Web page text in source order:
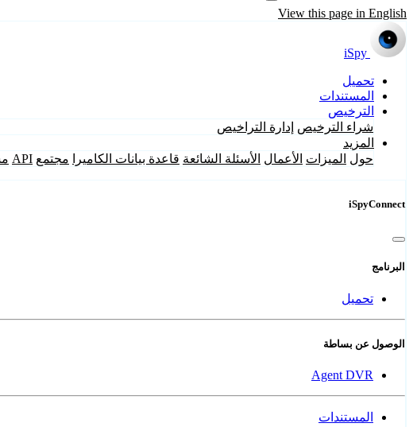
View this page in English
iSpy
تحميل
المستندات
الترخيص
شراء الترخيص إدارة التراخيص
المزيد
حول الميزات الأعمال الأسئلة الشائعة قاعدة بيانات الكاميرا مجتمع API
iSpyConnect
البرنامج
تحميل
الوصول عن بساطة
Agent DVR
المستندات